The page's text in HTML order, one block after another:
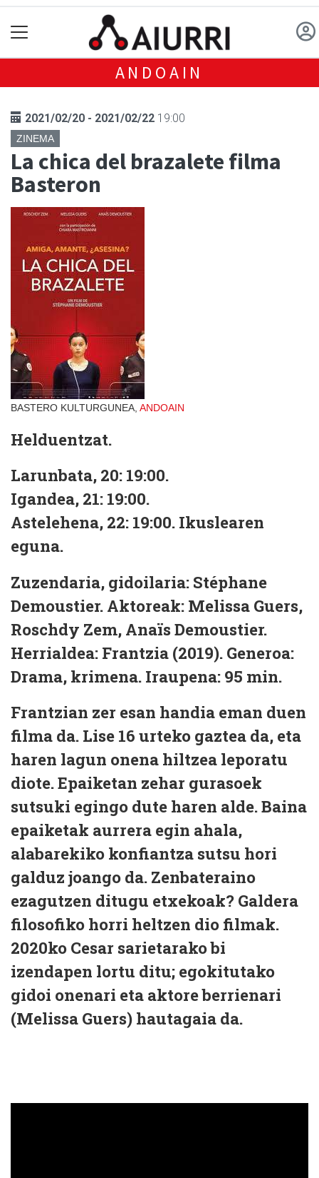
ANDOAIN
2021/02/20 - 2021/02/22 19:00
ZINEMA
La chica del brazalete filma
Basteron
BASTERO KULTURGUNEA, ANDOAIN
Helduentzat.
Larunbata, 20: 19:00.
Igandea, 21: 19:00.
Astelehena, 22: 19:00. Ikuslearen
eguna.
Zuzendaria, gidoilaria: Stéphane
Demoustier. Aktoreak: Melissa Guers,
Roschdy Zem, Anaïs Demoustier.
Herrialdea: Frantzia (2019). Generoa:
Drama, krimena. Iraupena: 95 min.
Frantzian zer esan handia eman duen
filma da. Lise 16 urteko gaztea da, eta
haren lagun onena hiltzea leporatu
diote. Epaiketan zehar gurasoek
sutsuki egingo dute haren alde. Baina
epaiketak aurrera egin ahala,
alabarekiko konfiantza sutsu hori
galduz joango da. Zenbateraino
ezagutzen ditugu etxekoak? Galdera
filosofiko horri heltzen dio filmak.
2020ko Cesar sarietarako bi
izendapen lortu ditu; egokitutako
gidoi onenari eta aktore berrienari
(Melissa Guers) hautagaia da.